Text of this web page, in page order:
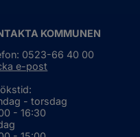
KOMMUNEN
0523-66 40 00
e-post
- torsdag
- 16:30